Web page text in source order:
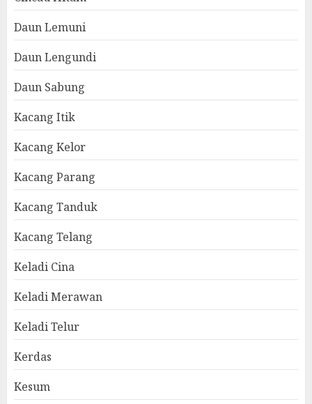
Daun Lemuni
Daun Lengundi
Daun Sabung
Kacang Itik
Kacang Kelor
Kacang Parang
Kacang Tanduk
Kacang Telang
Keladi Cina
Keladi Merawan
Keladi Telur
Kerdas
Kesum